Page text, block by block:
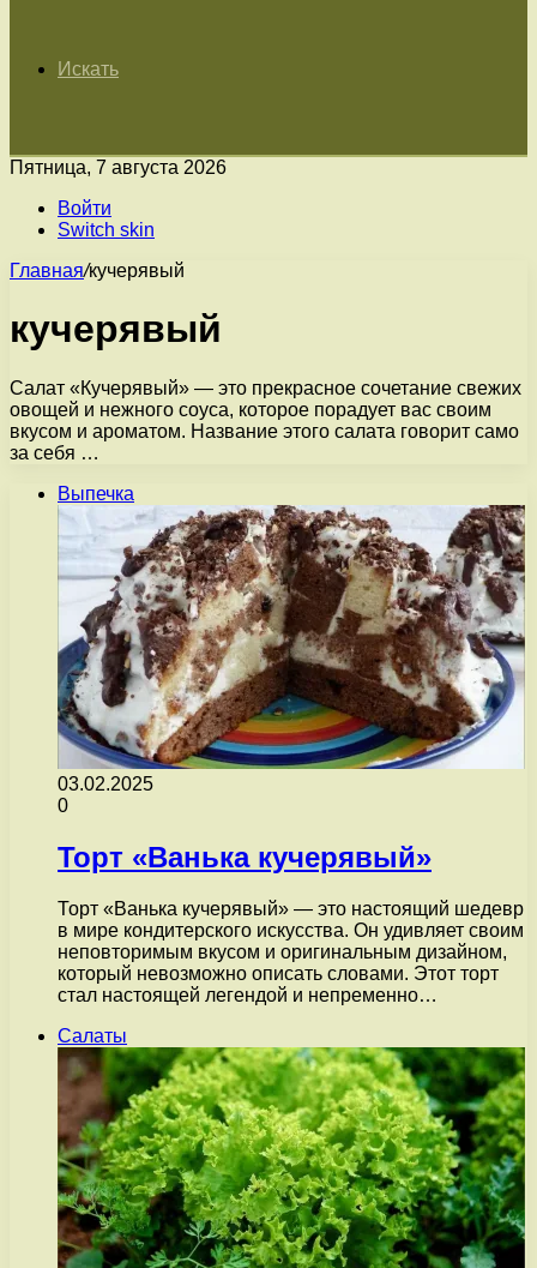
Искать
Пятница, 7 августа 2026
Войти
Switch skin
Главная/кучерявый
кучерявый
Салат «Кучерявый» — это прекрасное сочетание свежих
овощей и нежного соуса, которое порадует вас своим
вкусом и ароматом. Название этого салата говорит само
за себя …
Выпечка
03.02.2025
0
Торт «Ванька кучерявый»
Торт «Ванька кучерявый» — это настоящий шедевр
в мире кондитерского искусства. Он удивляет своим
неповторимым вкусом и оригинальным дизайном,
который невозможно описать словами. Этот торт
стал настоящей легендой и непременно…
Салаты